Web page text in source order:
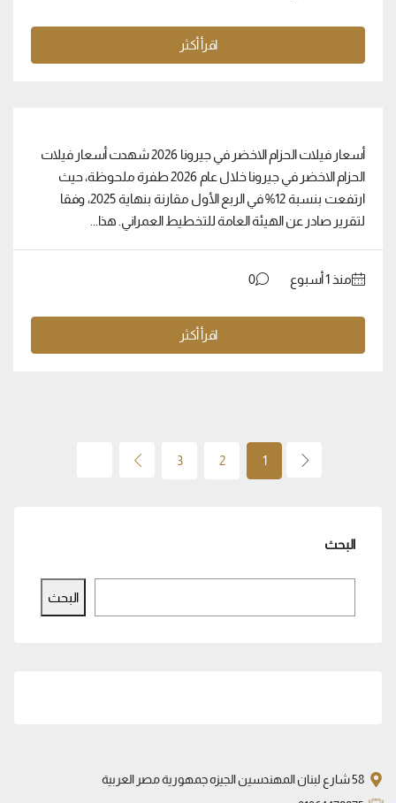
اقرأ أكثر
أسعار فيلات الحزام الاخضر في جيرونا 2026 شهدت أسعار فيلات
الحزام الاخضر في جيرونا خلال عام 2026 طفرة ملحوظة، حيث
ارتفعت بنسبة 12% في الربع الأول مقارنة بنهاية 2025، وفقا
لتقرير صادر عن الهيئة العامة للتخطيط العمراني. هذا...
منذ ‏1 أسبوع 0
اقرأ أكثر
1
2
3
البحث
البحث
58 شارع لبنان المهندسين الجيزه جمهورية مصر العربية